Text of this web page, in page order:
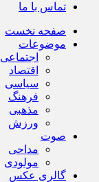
تماس با ما
صفحه نخست
موضوعات
اجتماعی
اقتصاد
سیاسی
فرهنگ
مذهبی
ورزش
صوت
مداحی
مولودی
گالری عکس